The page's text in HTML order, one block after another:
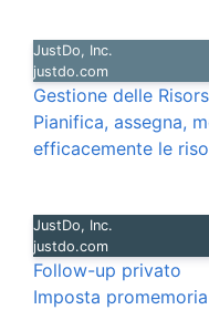
JustDo, Inc.
justdo.com
Gestione delle
Pianifica, assegna,
efficacemente le
JustDo, Inc.
justdo.com
Follow-up privato
Imposta